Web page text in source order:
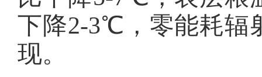
下降2-3℃，零能耗辐
现。